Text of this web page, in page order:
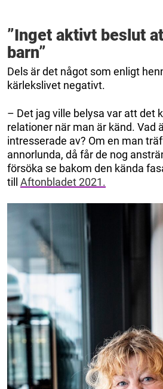
”Inget aktivt beslut
barn”
Dels är det något som enligt
kärlekslivet negativt.
– Det jag ville belysa var att det
relationer när man är känd. Vad
intresserade av? Om en man
annorlunda, då får de nog
försöka se bakom den kända
till Aftonbladet 2021.